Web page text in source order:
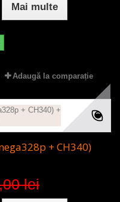
Mai multe
Adaugă la comparație
+ CH340)
lei